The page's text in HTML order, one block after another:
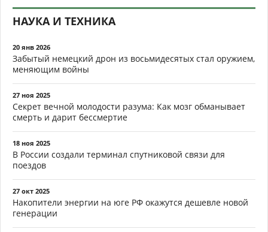
НАУКА И ТЕХНИКА
20 янв 2026
Забытый немецкий дрон из восьмидесятых стал оружием,
меняющим войны
27 ноя 2025
Секрет вечной молодости разума: Как мозг обманывает
смерть и дарит бессмертие
18 ноя 2025
В России создали терминал спутниковой связи для
поездов
27 окт 2025
Накопители энергии на юге РФ окажутся дешевле новой
генерации